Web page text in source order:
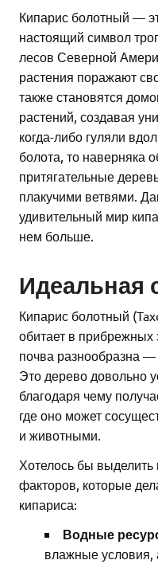
Кипарис болотный —
настоящий символ
лесов Северной
растения поражают
также становятся
растений, создавая
когда-либо гуляли
болота, то наверняка
притягательные
плакучими ветвями.
удивительный мир
нем больше.
Идеальная
Кипарис болотный
обитает в прибрежных
почва разнообразна —
Это дерево довольно
благодаря чему
где оно может
и животными.
Хотелось бы выделить
факторов, которые
кипариса:
Водные
влажные условия,